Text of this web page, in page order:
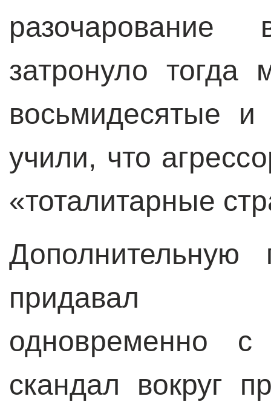
затронуло
восьмидесятые
учили, что
«тоталитарные
Дополнительную
придавал
одновременно с
скандал вокруг